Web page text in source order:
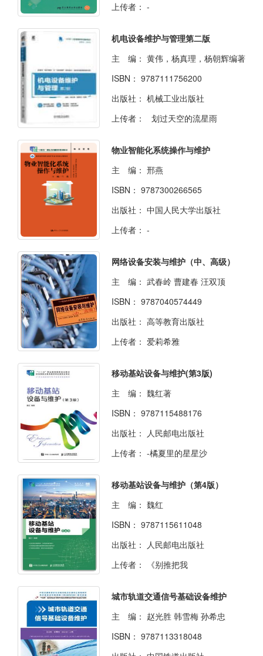
上传者： -
机电设备维护与管理第二版
主 编： 黄伟，杨真理，杨朝辉编著
ISBN： 9787111756200
出版社： 机械工业出版社
上传者：
划过天空的流星雨
物业智能化系统操作与维护
主 编： 邢燕
ISBN： 9787300266565
出版社： 中国人民大学出版社
上传者： -
网络设备安装与维护（中、高级）
主 编： 武春岭 曹建春 汪双顶
ISBN： 9787040574449
出版社： 高等教育出版社
上传者： 爱莉希雅
移动基站设备与维护(第3版)
主 编： 魏红著
ISBN： 9787115488176
出版社： 人民邮电出版社
上传者： -橘夏里的星星沙
移动基站设备与维护（第4版）
主 编： 魏红
ISBN： 9787115611048
出版社： 人民邮电出版社
上传者：
《别推把我
城市轨道交通信号基础设备维护
主 编： 赵光胜 韩雪梅 孙希忠
ISBN： 9787113318048